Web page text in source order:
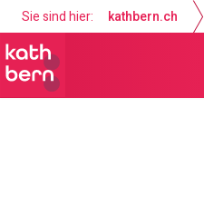
Sie sind hier: kathbern.ch